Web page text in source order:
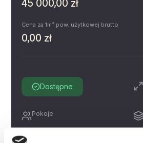
45 000,00 zł
Cena za 1m² pow. użytkowej brutto
0,00 zł
Dostępne
Pokoje